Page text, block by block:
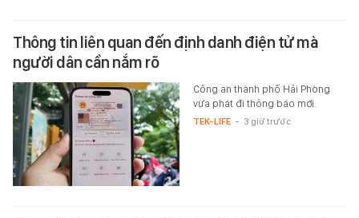
Thông tin liên quan đến định danh điện tử mà
người dân cần nắm rõ
Công an thành phố Hải Phòng
vừa phát đi thông báo mới.
TEK-LIFE - 3 giờ trước